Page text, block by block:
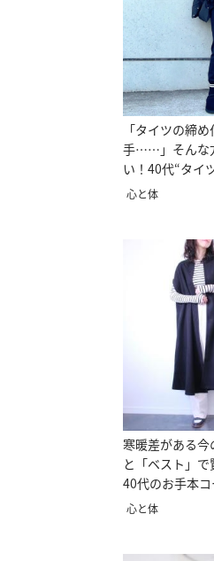
「タイツの締
手……」そんな
い！40代“タイ
デ4選
心と体
寒暖差がある今
と「ベスト」で
40代のお手本
リスト高橋 愛直
心と体